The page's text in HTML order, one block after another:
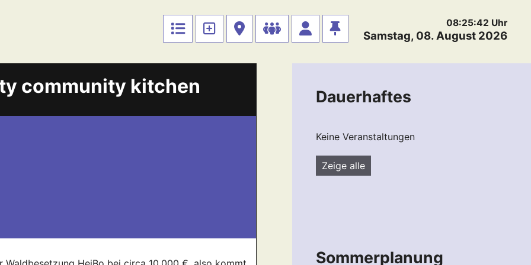
08:25:43 Uhr
Samstag, 08. August 2026
community kitchen Dauerhaftes
Keine Veranstaltungen
Zeige alle
Sommerplanung